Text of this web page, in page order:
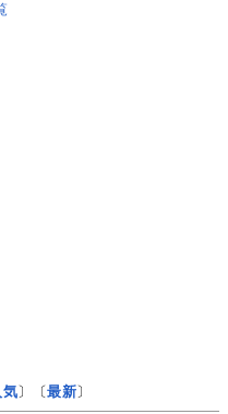
気〕〔最新〕